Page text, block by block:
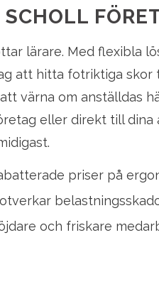
lärare. Med flexibla
att hitta fotriktiga skor
värna om anställdas
eller direkt till dina
priser på
och friskare